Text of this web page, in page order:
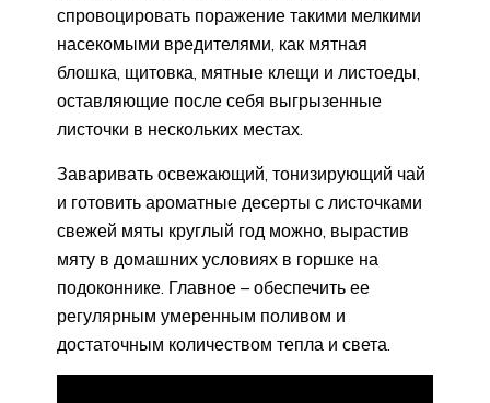
спровоцировать поражение такими мелкими
насекомыми вредителями, как мятная
блошка, щитовка, мятные клещи и листоеды,
оставляющие после себя выгрызенные
листочки в нескольких местах.
Заваривать освежающий, тонизирующий чай
и готовить ароматные десерты с листочками
свежей мяты круглый год можно, вырастив
мяту в домашних условиях в горшке на
подоконнике. Главное – обеспечить ее
регулярным умеренным поливом и
достаточным количеством тепла и света.